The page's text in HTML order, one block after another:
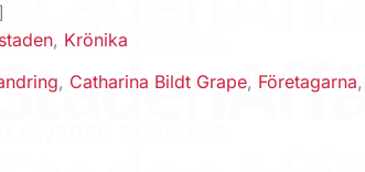
, Krönika
, Catharina Bildt Grape, Företagarna,